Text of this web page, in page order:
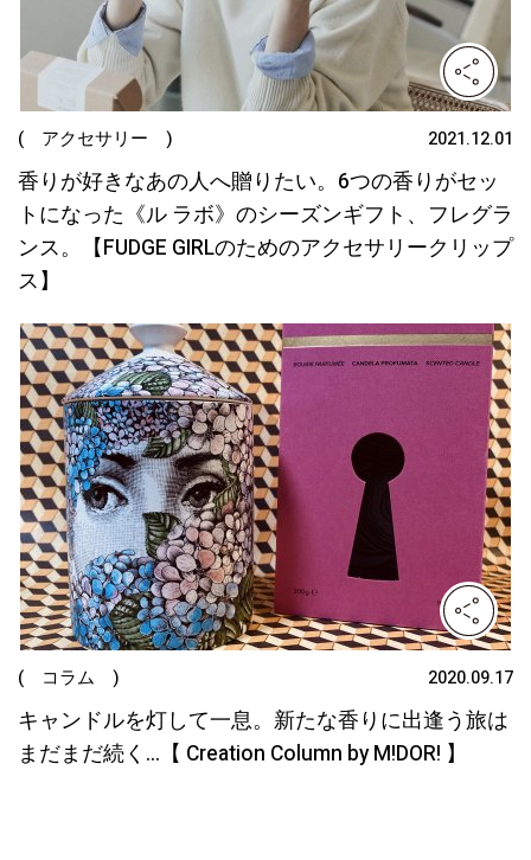
( アクセサリー ) 2021.12.01
香りが好きなあの人へ贈りたい。6つの香りがセッ
トになった《ル ラボ》のシーズンギフト、フレグラ
ンス。【FUDGE GIRLのためのアクセサリークリップ
ス】
( コラム ) 2020.09.17
キャンドルを灯して一息。新たな香りに出逢う旅は
まだまだ続く…【 Creation Column by M!DOR! 】